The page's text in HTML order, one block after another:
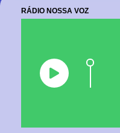
RÁDIO NOSSA VOZ